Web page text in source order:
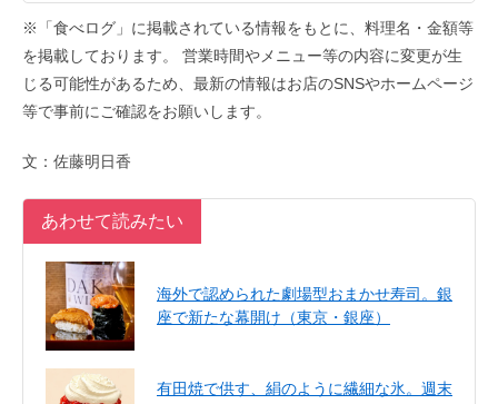
※「食べログ」に掲載されている情報をもとに、料理名・金額等
を掲載しております。 営業時間やメニュー等の内容に変更が生
じる可能性があるため、最新の情報はお店のSNSやホームページ
等で事前にご確認をお願いします。
文：佐藤明日香
あわせて読みたい
海外で認められた劇場型おまかせ寿司。銀
座で新たな幕開け（東京・銀座）
有田焼で供す、絹のように繊細な氷。週末